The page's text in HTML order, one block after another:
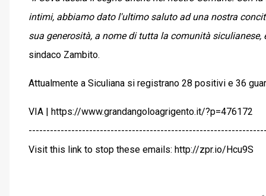
intimi, abbiamo dato l'ultimo saluto ad una nostra
sua generosità, a nome di tutta la comunità
sindaco Zambito.
Attualmente a Siculiana si registrano 28 positivi e 36
VIA | https://www.grandangoloagrigento.it/?p=476172
Visit this link to stop these emails: http://zpr.io/Hcu9S